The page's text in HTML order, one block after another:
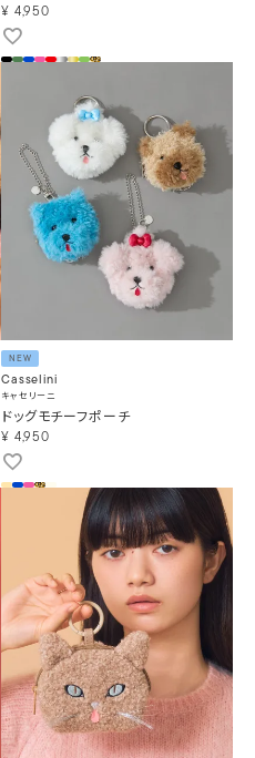
¥ 4,950
NEW
Casselini
キャセリーニ
ドッグモチーフポーチ
¥ 4,950